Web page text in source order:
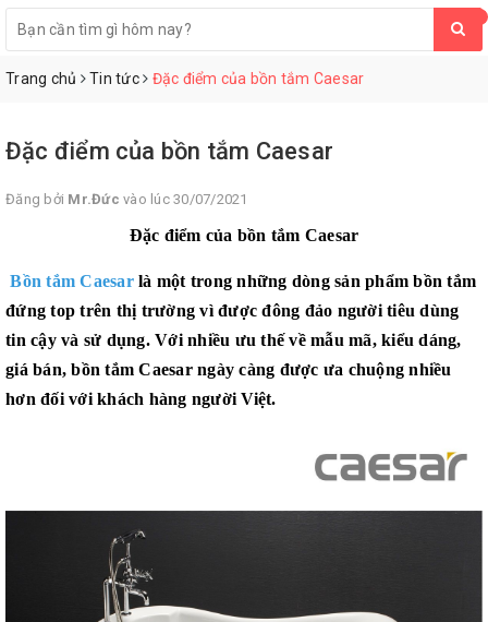
Trang chủ Tin tức Đặc điểm của bồn tắm Caesar
Đặc điểm của bồn tắm Caesar
Đăng bởi Mr.Đức vào lúc 30/07/2021
Đặc điểm của bồn tắm Caesar
Bồn tắm Caesarlà một trong những dòng sản phẩm bồn tắm
đứng top trên thị trường vì được đông đảo người tiêu dùng
tin cậy và sử dụng. Với nhiều ưu thế về mẫu mã, kiểu dáng,
giá bán, bồn tắm Caesar ngày càng được ưa chuộng nhiều
hơn đối với khách hàng người Việt.